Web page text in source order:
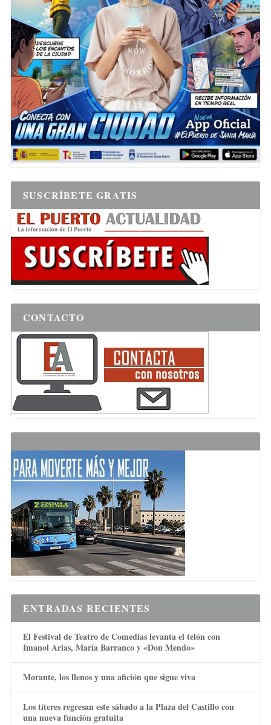
SUSCRÍBETE GRATIS
CONTACTO
ENTRADAS RECIENTES
El Festival de Teatro de Comedias levanta el telón con
Imanol Arias, María Barranco y «Don Mendo»
Morante, los llenos y una afición que sigue viva
Los títeres regresan este sábado a la Plaza del Castillo con
una nueva función gratuita